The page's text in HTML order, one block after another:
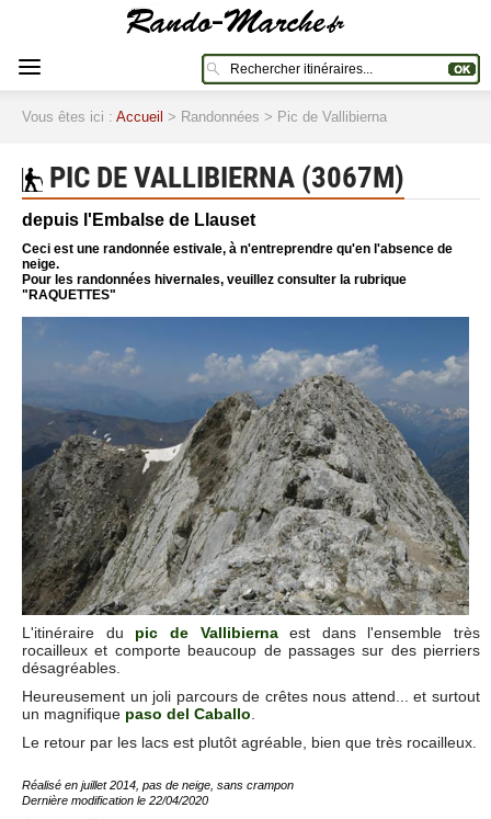
Vous êtes ici : Accueil > Randonnées > Pic de Vallibierna
PIC DE VALLIBIERNA (3067M)
depuis l'Embalse de Llauset
Ceci est une randonnée estivale, à n'entreprendre qu'en l'absence de
neige.
Pour les randonnées hivernales, veuillez consulter la rubrique
"RAQUETTES"
L'itinéraire du pic de Vallibiernaest dans l'ensemble très
rocailleux et comporte beaucoup de passages sur des pierriers
désagréables.
Heureusement un joli parcours de crêtes nous attend... et surtout
un magnifique paso del Caballo
Le retour par les lacs est plutôt agréable, bien que très rocailleux.
Réalisé en juillet 2014, pas de neige, sans crampon
Dernière modification le 22/04/2020